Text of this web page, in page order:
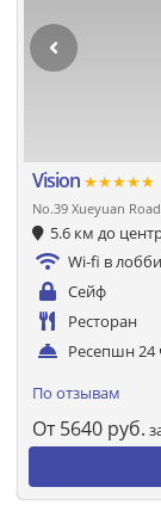
Vision ★★★★★
No.39 Xueyuan
5.6 км до
Wi-fi в лобби
Сейф
Ресторан
Ресепшн 24
По отзывам
От 5640 руб.